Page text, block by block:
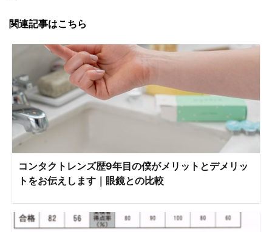
関連記事はこちら
コンタクトレンズ歴9年目の僕がメリットとデメリッ
トをお伝えします｜眼鏡との比較